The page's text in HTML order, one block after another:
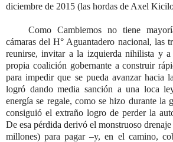
diciembre de 2015 (las hordas de Axel
Como Cambiemos no tiene
cámaras del H° Aguantadero nacional, las
reunirse, invitar a la izquierda nihilista y
propia coalición gobernante a construir
para impedir que se pueda avanzar hacia
logró dando media sanción a una loca
energía se regale, como se hizo durante la
consiguió el extraño logro de perder la
De esa pérdida derivó el monstruoso
millones) para pagar –y, en el camino,